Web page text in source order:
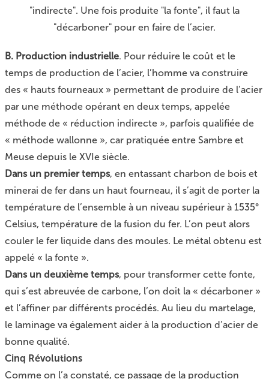
"indirecte". Une fois produite "la fonte", il faut la
"décarboner" pour en faire de l’acier.
B. Production industrielle. Pour réduire le coût et le
temps de production de l’acier, l’homme va construire
des « hauts fourneaux » permettant de produire de l’acier
par une méthode opérant en deux temps, appelée
méthode de « réduction indirecte », parfois qualifiée de
« méthode wallonne », car pratiquée entre Sambre et
Meuse depuis le XVIe siècle.
Dans un premier temps, en entassant charbon de bois et
minerai de fer dans un haut fourneau, il s’agit de porter la
température de l’ensemble à un niveau supérieur à 1535°
Celsius, température de la fusion du fer. L’on peut alors
couler le fer liquide dans des moules. Le métal obtenu est
appelé « la fonte ».
Dans un deuxième temps, pour transformer cette fonte,
qui s’est abreuvée de carbone, l’on doit la « décarboner »
et l’affiner par différents procédés. Au lieu du martelage,
le laminage va également aider à la production d’acier de
bonne qualité.
Cinq Révolutions
Comme on l’a constaté, ce passage de la production